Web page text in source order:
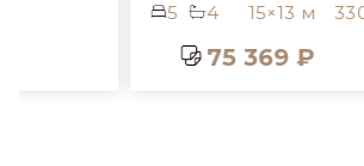
4 15×13 м 330 м²
75 369 ₽